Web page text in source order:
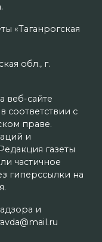
«Таганрогская
обл., г.
веб-сайте
соответствии с
праве.
и
газеты
частичное
гиперссылки на
и